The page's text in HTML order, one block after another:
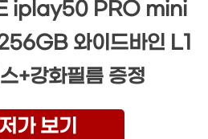
iplay50 PRO mini
와이드바인 L1
+강화필름 증정
가 보기